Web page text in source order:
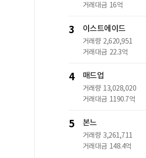
거래대금 16억
3 이스트에이드
거래량 2,620,951
거래대금 22.3억
4 매드업
거래량 13,028,020
거래대금 1190.7억
5 본느
거래량 3,261,711
거래대금 148.4억